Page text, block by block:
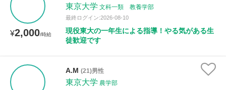
¥2,000/時給
東京大学 文科一類 教養学部
最終ログイン:2026-08-10
現役東大の一年生による指導！やる気がある生
徒歓迎です
A.M (21)男性
東京大学 農学部